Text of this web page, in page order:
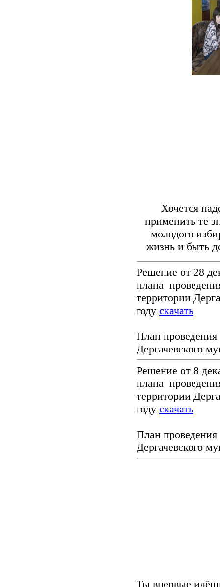
Хочется
применить те
молодого
жизнь и быть
Решение от 28
плана
территории
году скачать
План проведения
Дергачевского
Решение от 8
плана
территории
году скачать
План проведения
Дергачевского
Ты впервые